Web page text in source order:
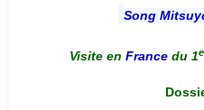
Song
Visite en France du 1